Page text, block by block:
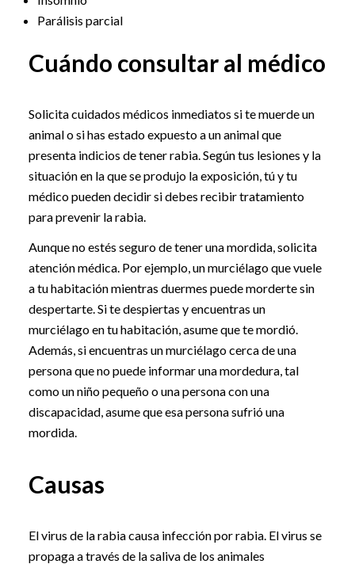
Parálisis parcial
Cuándo consultar al médico
Solicita cuidados médicos inmediatos si te muerde un
animal o si has estado expuesto a un animal que
presenta indicios de tener rabia. Según tus lesiones y la
situación en la que se produjo la exposición, tú y tu
médico pueden decidir si debes recibir tratamiento
para prevenir la rabia.
Aunque no estés seguro de tener una mordida, solicita
atención médica. Por ejemplo, un murciélago que vuele
a tu habitación mientras duermes puede morderte sin
despertarte. Si te despiertas y encuentras un
murciélago en tu habitación, asume que te mordió.
Además, si encuentras un murciélago cerca de una
persona que no puede informar una mordedura, tal
como un niño pequeño o una persona con una
discapacidad, asume que esa persona sufrió una
mordida.
Causas
El virus de la rabia causa infección por rabia. El virus se
propaga a través de la saliva de los animales